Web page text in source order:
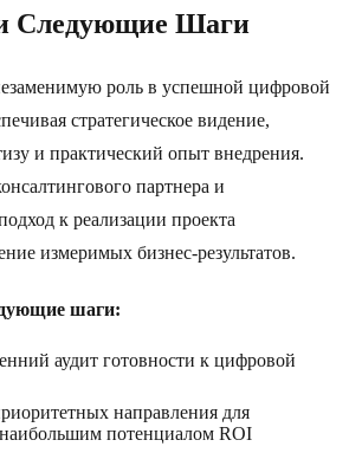
Следующие Шаги
роль в успешной цифровой
стратегическое видение,
и практический опыт внедрения.
партнера и
к реализации проекта
измеримых бизнес-результатов.
шаги:
аудит готовности к цифровой
направления для
потенциалом ROI